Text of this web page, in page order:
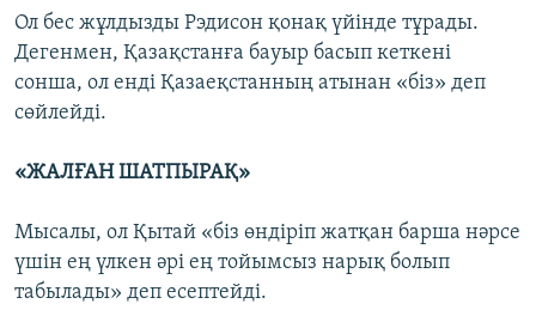
Ол бес жұлдызды Рэдисон қонақ үйінде тұрады.
Дегенмен, Қазақстанға бауыр басып кеткені
сонша, ол енді Қазаеқстанның атынан «біз» деп
сөйлейді.
«ЖАЛҒАН ШАТПЫРАҚ»
Мысалы, ол Қытай «біз өндіріп жатқан барша нәрсе
үшін ең үлкен әрі ең тойымсыз нарық болып
табылады» деп есептейді.